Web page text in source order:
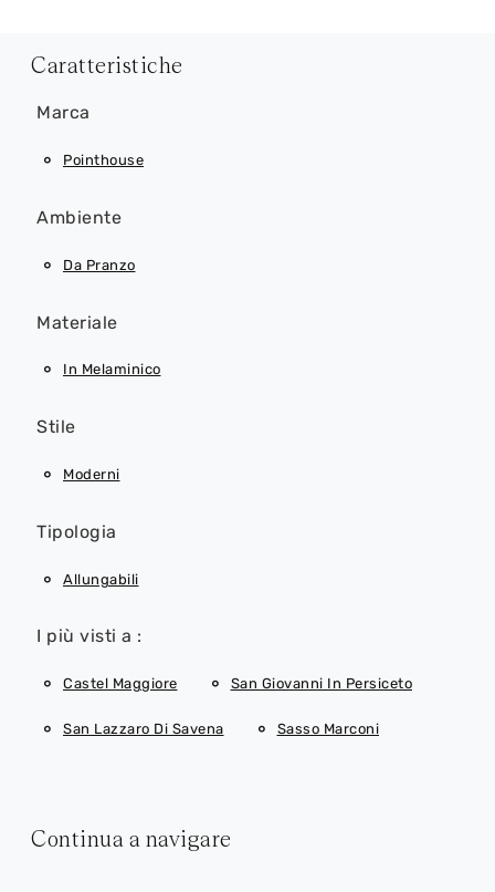
Caratteristiche
Marca
Pointhouse
Ambiente
Da Pranzo
Materiale
In Melaminico
Stile
Moderni
Tipologia
Allungabili
I più visti a :
Castel Maggiore San Giovanni In Persiceto
San Lazzaro Di Savena Sasso Marconi
Continua a navigare